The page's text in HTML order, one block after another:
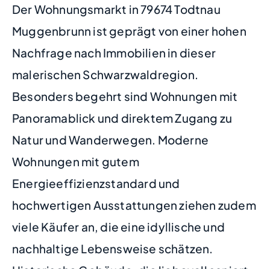
Der Wohnungsmarkt in 79674 Todtnau
Muggenbrunn ist geprägt von einer hohen
Nachfrage nach Immobilien in dieser
malerischen Schwarzwaldregion.
Besonders begehrt sind Wohnungen mit
Panoramablick und direktem Zugang zu
Natur und Wanderwegen. Moderne
Wohnungen mit gutem
Energieeffizienzstandard und
hochwertigen Ausstattungen ziehen zudem
viele Käufer an, die eine idyllische und
nachhaltige Lebensweise schätzen.